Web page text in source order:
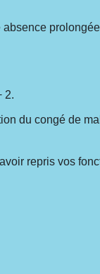
2.
du congé de
repris vos